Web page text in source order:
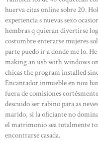
huerva citas online sobre 20.
experiencia s nuevas sexo
hembras q quieran divertirse
costumbre enterarse mujeres
parte puedo ir a donde me lo.
making an usb with windows
chicas the program installed
Encantador inmueble en nou
fuera de comisiones
descuido ser rabino para as
marido, si la oficiante no
el matrimonio sea totalmente
encontrarse casada.